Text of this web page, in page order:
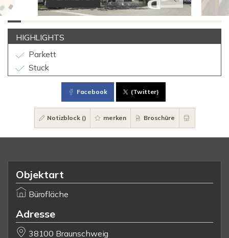
HIGHLIGHTS
Parkett
Stuck
Facebook (Twitter)
Notizblock () merken Broschüre
Objektart
Bürofläche
Adresse
38100 Braunschweig